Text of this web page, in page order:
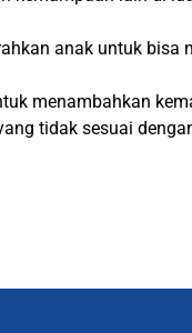
anak untuk bisa
menambahkan
tidak sesuai